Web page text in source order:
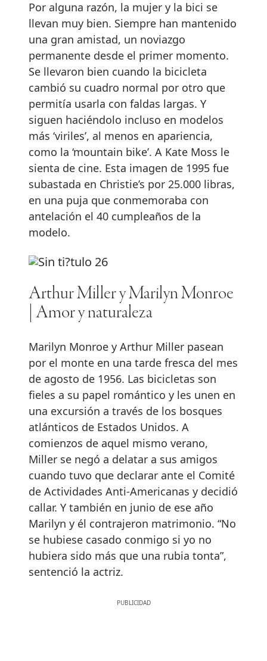
Por alguna razón, la mujer y la bici se
llevan muy bien. Siempre han mantenido
una gran amistad, un noviazgo
permanente desde el primer momento.
Se llevaron bien cuando la bicicleta
cambió su cuadro normal por otro que
permitía usarla con faldas largas. Y
siguen haciéndolo incluso en modelos
más ‘viriles’, al menos en apariencia,
como la ‘mountain bike’. A Kate Moss le
sienta de cine. Esta imagen de 1995 fue
subastada en Christie’s por 25.000 libras,
en una puja que conmemoraba con
antelación el 40 cumpleaños de la
modelo.
Arthur Miller y Marilyn Monroe
| Amor y naturaleza
Marilyn Monroe y Arthur Miller pasean
por el monte en una tarde fresca del mes
de agosto de 1956. Las bicicletas son
fieles a su papel romántico y les unen en
una excursión a través de los bosques
atlánticos de Estados Unidos. A
comienzos de aquel mismo verano,
Miller se negó a delatar a sus amigos
cuando tuvo que declarar ante el Comité
de Actividades Anti-Americanas y decidió
callar. Y también en junio de ese año
Marilyn y él contrajeron matrimonio. “No
se hubiese casado conmigo si yo no
hubiera sido más que una rubia tonta”,
sentenció la actriz.